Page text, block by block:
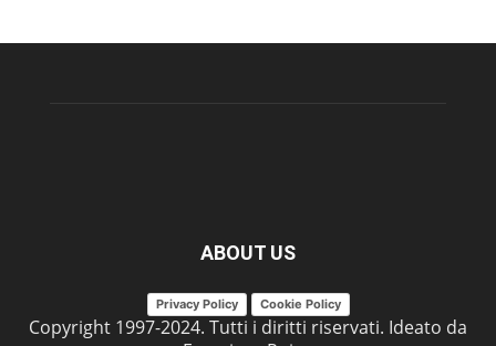
ABOUT US
Privacy Policy Cookie Policy
Copyright 1997-2024. Tutti i diritti riservati. Ideato da